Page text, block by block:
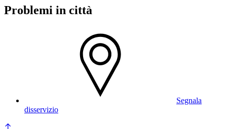
Problemi in città
Segnala
disservizio